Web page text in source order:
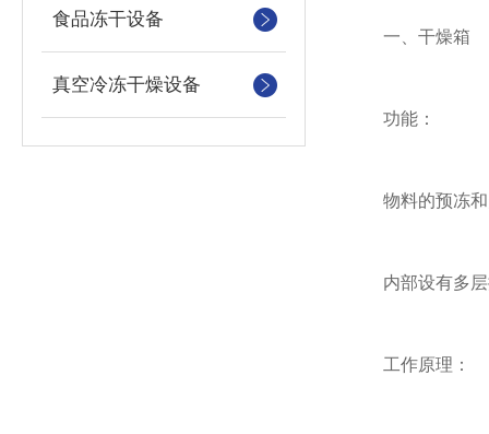
食品冻干设备
真空冷冻干燥设备
一、干燥箱
功能：
物料的预冻和
内部设有多层
工作原理：